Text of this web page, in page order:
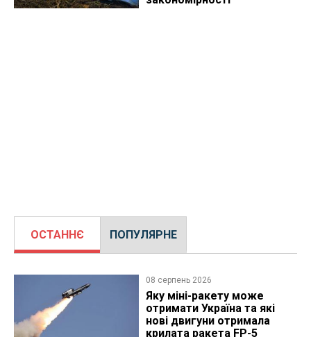
ОСТАННЄ ПОПУЛЯРНЕ
08 серпень 2026
Яку міні-ракету може
отримати Україна та які
нові двигуни отримала
крилата ракета FP-5